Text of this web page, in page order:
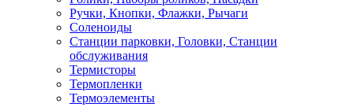
Ручки, Кнопки, Флажки, Рычаги
Соленоиды
Станции парковки, Головки, Станции
обслуживания
Термисторы
Термопленки
Термоэлементы